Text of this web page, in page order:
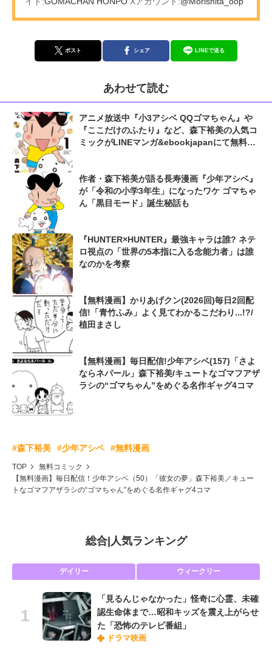
ポスト シェア LINEで送る
あわせて読む
アニメ放送中『小3アシベ QQゴマちゃん』や
『ここだけのふたり』など、森下裕美の人気コ
ミックがLINEマンガ&ebookjapanにて無料公
作者・森下裕美が語る長寿漫画『少年アシベ』
が「令和の小学3年生」になったワケ ゴマちゃ
ん「黒目モード」誕生秘話も
『HUNTER×HUNTER』最強キャラは誰? ネテ
ロ視点の「世界の5本指に入る念能力者」は誰
なのかを考察
【無料漫画】かりあげクン(2026回)毎日2回配
信!「青竹ふみ」よく見てわかるこだわり...!?/
植田まさし
【無料漫画】毎日配信!少年アシベ(157)「さよ
ならネパール」森下裕美/キュートなゴマフアザ
ラシの“ゴマちゃん”をめぐる名作ギャグ4コマ
#森下裕美 #少年アシベ #無料漫画
TOP
無料コミック
【無料漫画】毎日配信！少年アシベ（50）「彼女の夢」森下裕美／キュー
トなゴマフアザラシの“ゴマちゃん”をめぐる名作ギャグ4コマ
総合| 人気ランキング
デイリー ウィークリー
「見るんじゃなかった」怪奇に心霊、未確
認生命体まで…昭和キッズを震え上がらせ
た「恐怖のテレビ番組」
ドラマ映画